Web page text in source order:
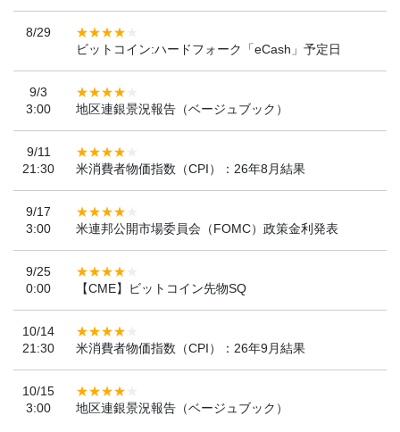
8/29
ビットコイン:ハードフォーク「eCash」予定日
9/3
3:00
地区連銀景況報告（ベージュブック）
9/11
21:30
米消費者物価指数（CPI）：26年8月結果
9/17
3:00
米連邦公開市場委員会（FOMC）政策金利発表
9/25
0:00
【CME】ビットコイン先物SQ
10/14
21:30
米消費者物価指数（CPI）：26年9月結果
10/15
3:00
地区連銀景況報告（ベージュブック）